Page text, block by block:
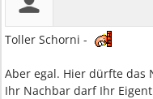
Toller Schorni -
Aber egal. Hier dürfte das
Ihr Nachbar darf Ihr